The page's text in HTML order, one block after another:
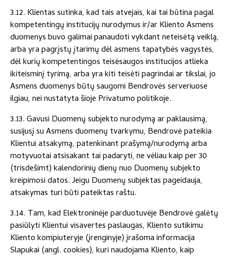
3.12. Klientas sutinka, kad tais atvejais, kai tai būtina pagal
kompetentingų institucijų nurodymus ir/ar Kliento Asmens
duomenys buvo galimai panaudoti vykdant neteisėtą veiklą,
arba yra pagrįstų įtarimų dėl asmens tapatybės vagystės,
dėl kurių kompetentingos teisėsaugos institucijos atlieka
ikiteisminį tyrimą, arba yra kiti teisėti pagrindai ar tikslai, jo
Asmens duomenys būtų saugomi Bendrovės serveriuose
ilgiau, nei nustatyta šioje Privatumo politikoje.
3.13. Gavusi Duomenų subjekto nurodymą ar paklausimą,
susijusį su Asmens duomenų tvarkymu, Bendrovė pateikia
Klientui atsakymą, patenkinant prašymą/nurodymą arba
motyvuotai atsisakant tai padaryti, ne vėliau kaip per 30
(trisdešimt) kalendorinių dienų nuo Duomenų subjekto
kreipimosi datos. Jeigu Duomenų subjektas pageidauja,
atsakymas turi būti pateiktas raštu.
3.14. Tam, kad Elektroninėje parduotuvėje Bendrovė galėtų
pasiūlyti Klientui visavertes paslaugas, Kliento sutikimu
Kliento kompiuteryje (įrenginyje) įrašoma informacija
Slapukai (angl. cookies), kuri naudojama Kliento, kaip